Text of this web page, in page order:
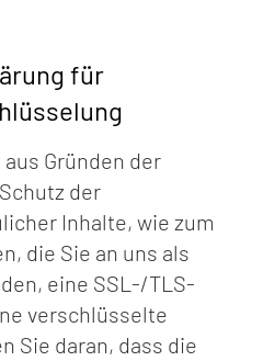
für
Gründen der
der
Inhalte, wie zum
die Sie an uns als
eine SSL-/TLS-
verschlüsselte
Sie daran, dass die